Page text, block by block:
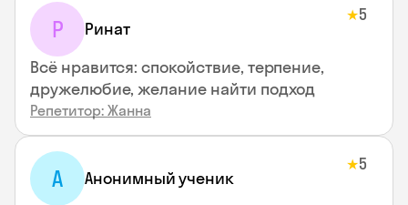
Р Ринат
★5
Всё нравится: спокойствие, терпение,
дружелюбие, желание найти подход
Репетитор: Жанна
А Анонимный ученик
★5